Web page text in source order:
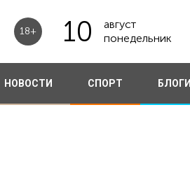
18+ 10
август
понедельник
НОВОСТИ СПОРТ БЛОГИ